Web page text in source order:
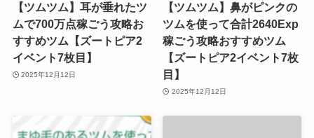
【ツムツム】耳が垂れたツ
ムで700万点稼ごう攻略お
すすめツム【ズートピア2
イベント7枚目】
2025年12月12日
【ツムツム】鼻がピンクの
ツムを使って合計2640Exp
稼ごう攻略おすすめツム
【ズートピア2イベント7枚
目】
2025年12月12日